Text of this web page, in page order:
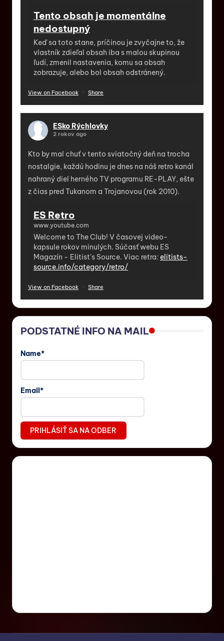
Tento obsah je momentálne
nedostupný
Keď sa toto stane, príčinou je zvyčajne to, že
vlastník zdieľal obsah iba s malou skupinou
ľudí, zmenil nastavenia, komu sa obsah
zobrazuje, alebo bol obsah odstránený.
View on Facebook · Share
ESko Rýchlovky
2 rokov ago
Kto by mal chuť v tento sviatočný deň na trocha
nostalgie, každú hodinu je dnes na náš retro kanál
nahraný diel herného TV programu RE-PLAY, ešte
z čias pred Tukanom a Trojanovou (rok 2010).
ES Retro
www.youtube.com
Welcome to The Club! V časovej video-
kapsule rokov minulých. Súčasť webu ES
Magazín - Elitist's Source. Viac retra: elitists-
source.info/category/retro/
View on Facebook · Share
PODSTATNÉ INFO NA MAIL
Name*
Email*